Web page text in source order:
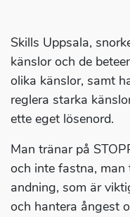
Skills Uppsala,
känslor och de
olika känslor, samt
reglera starka
ette eget lösenord.
Man tränar på
och inte fastna,
andning, som är
och hantera ångest